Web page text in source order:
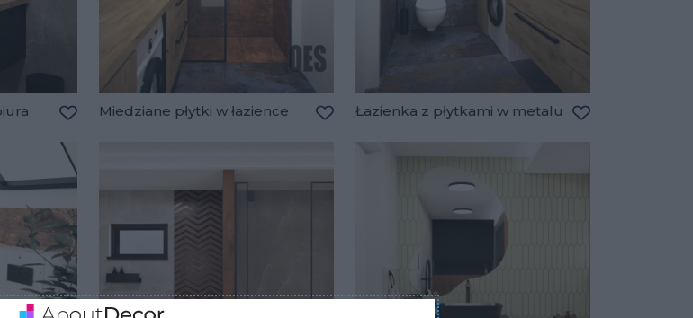
Miedziane płytki w łazience Łazienka z płytkami w metalu